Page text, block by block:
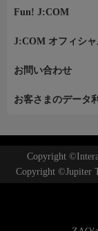
Fun! J:COM
J:COM オフィシャ
お問い合わせ
お客さまのデータ
Copyright
Copyright ©Jupiter